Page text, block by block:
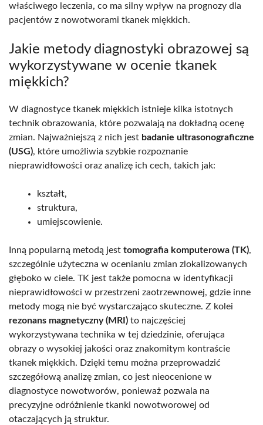
właściwego leczenia, co ma silny wpływ na prognozy dla
pacjentów z nowotworami tkanek miękkich.
Jakie metody diagnostyki obrazowej są
wykorzystywane w ocenie tkanek
miękkich?
W diagnostyce tkanek miękkich istnieje kilka istotnych
technik obrazowania, które pozwalają na dokładną ocenę
zmian. Najważniejszą z nich jest badanie ultrasonograficzne
(USG), które umożliwia szybkie rozpoznanie
nieprawidłowości oraz analizę ich cech, takich jak:
kształt,
struktura,
umiejscowienie.
Inną popularną metodą jest tomografia komputerowa (TK),
szczególnie użyteczna w ocenianiu zmian zlokalizowanych
głęboko w ciele. TK jest także pomocna w identyfikacji
nieprawidłowości w przestrzeni zaotrzewnowej, gdzie inne
metody mogą nie być wystarczająco skuteczne. Z kolei
rezonans magnetyczny (MRI) to najczęściej
wykorzystywana technika w tej dziedzinie, oferująca
obrazy o wysokiej jakości oraz znakomitym kontraście
tkanek miękkich. Dzięki temu można przeprowadzić
szczegółową analizę zmian, co jest nieocenione w
diagnostyce nowotworów, ponieważ pozwala na
precyzyjne odróżnienie tkanki nowotworowej od
otaczających ją struktur.